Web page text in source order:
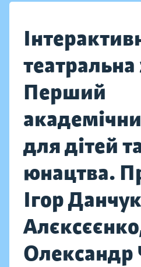
театральна
Перший
для дітей
юнацтва.
Ігор